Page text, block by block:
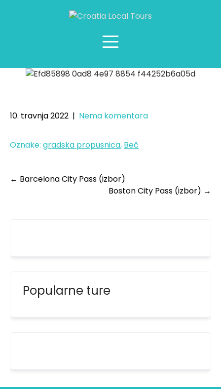
10. travnja 2022 | Nema komentara
Oznake: gradska propusnica, Beč
← Barcelona City Pass (izbor)
Boston City Pass (izbor) →
Popularne ture